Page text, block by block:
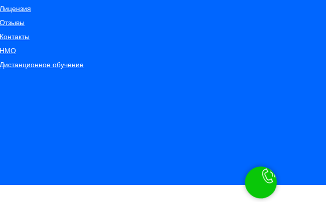
Лицензия
Отзывы
Контакты
НМО
Дистанционное обучение